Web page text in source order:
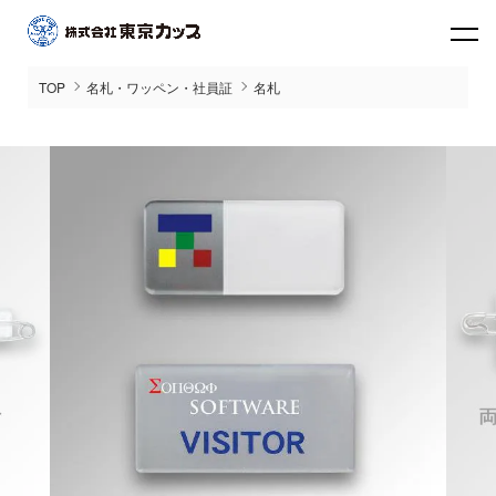
TOP 名札・ワッペン・社員証 名札